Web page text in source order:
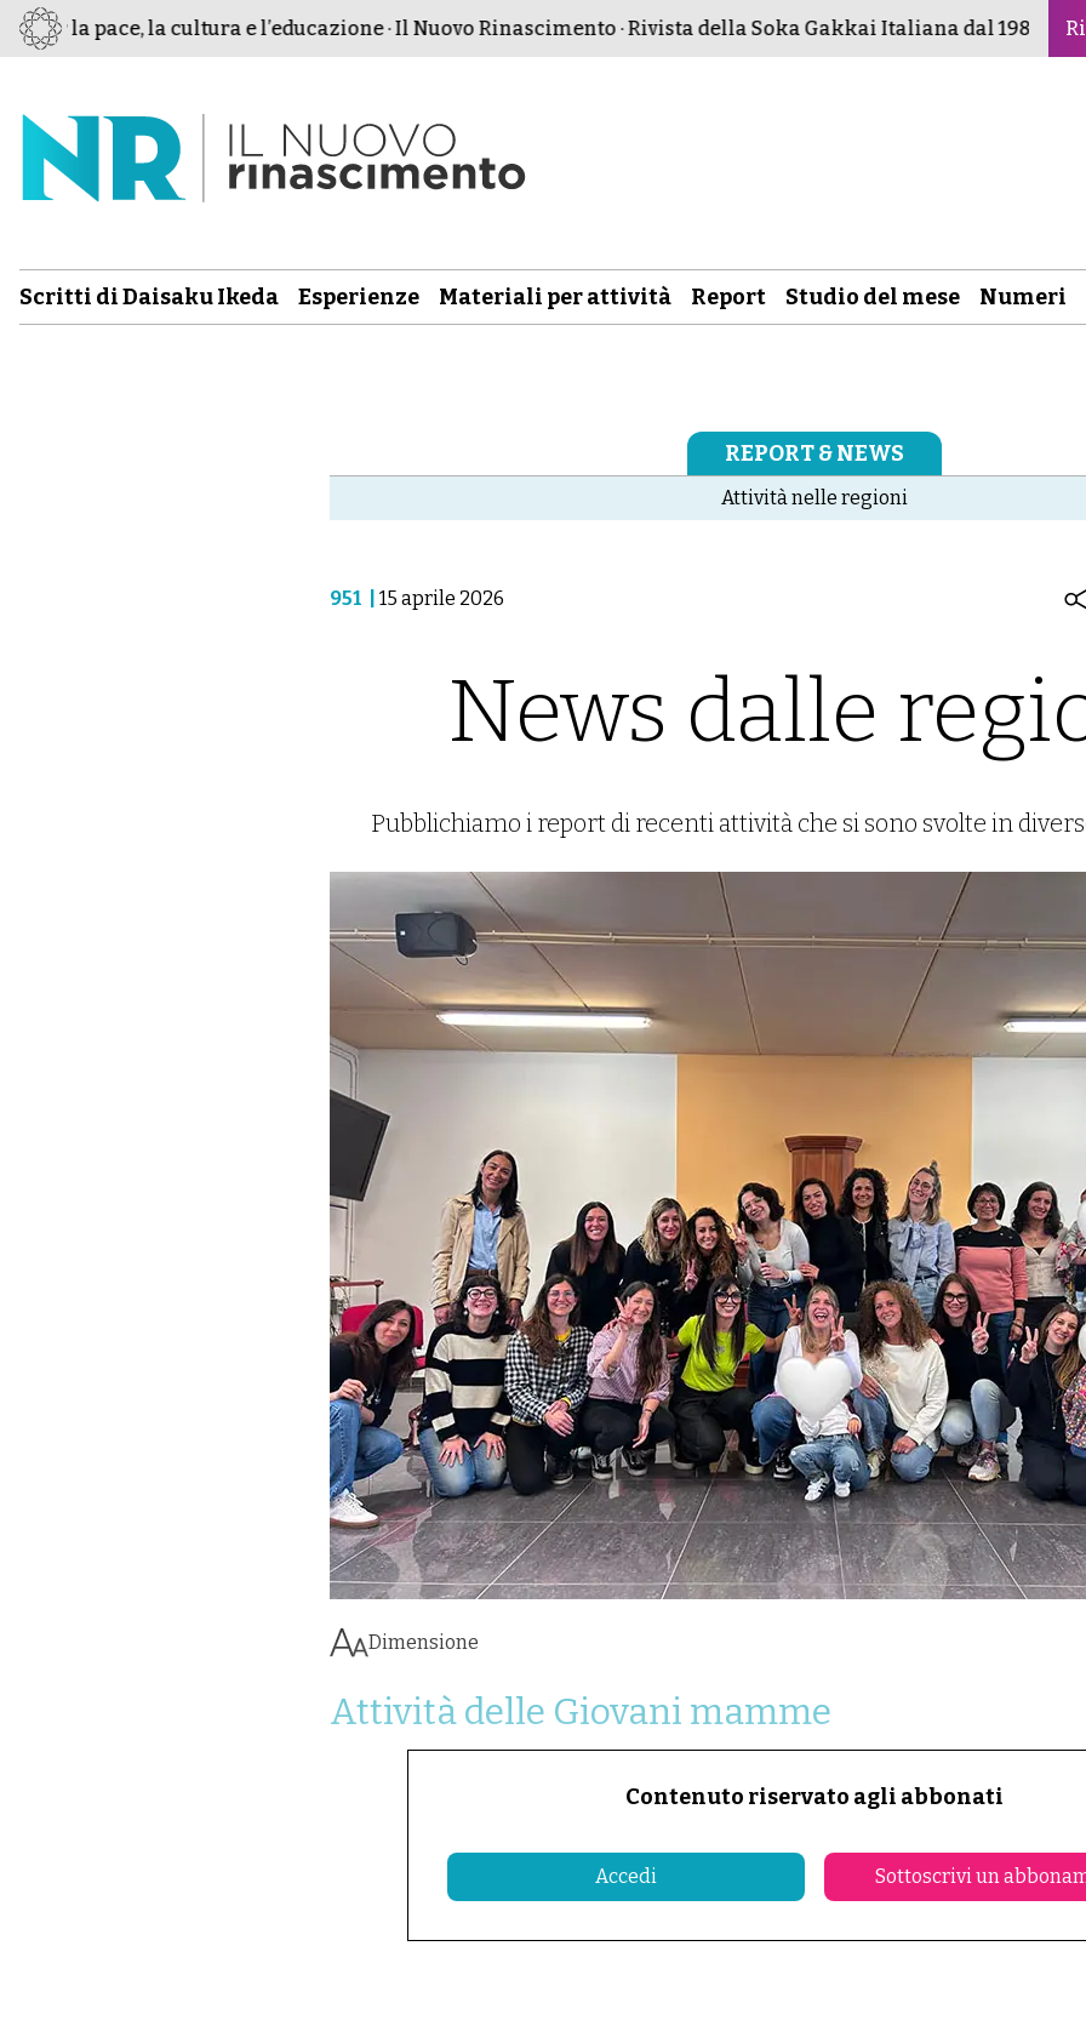
per la pace, la cultura e l’educazione · Il Nuovo Rinascimento · Rivista della Soka Gakkai Italiana dal 1982 ·
Scritti di Daisaku Ikeda Esperienze Materiali per attività Report Studio del mese Numeri
REPORT & NEWS
Attività nelle regioni
951 15 aprile 2026
News dalle
Pubblichiamo i report di recenti attività che si sono svolte in
Dimensione
Attività delle Giovani mamme
Contenuto riservato agli abbonati
Accedi Sottoscrivi un